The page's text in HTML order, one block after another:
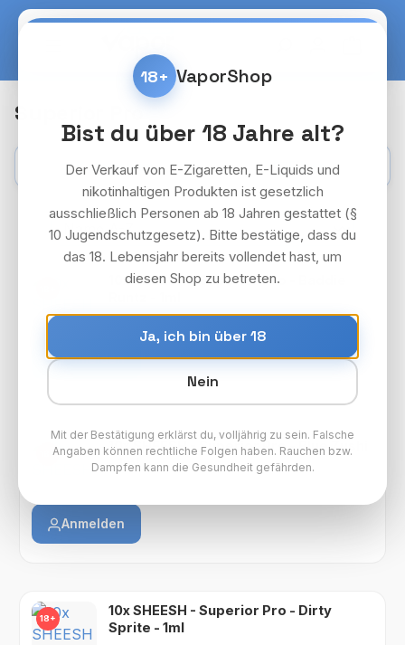
Zum Hauptinhalt springen
Superior Pro
Kategorien Filter
10x SHEESH - Superior Pro - Baddie
Anmelden
18+
10x SHEESH - Superior Pro - Blue Zushi
- 1ml
Anmelden
18+
10x SHEESH - Superior Pro - Dirty
Sprite - 1ml
18+ VaporShop
Bist du über 18 Jahre alt?
Der Verkauf von E-Zigaretten, E-Liquids und
nikotinhaltigen Produkten ist gesetzlich
ausschließlich Personen ab 18 Jahren gestattet (§
10 Jugendschutzgesetz). Bitte bestätige, dass du
das 18. Lebensjahr bereits vollendet hast, um
diesen Shop zu betreten.
Ja, ich bin über 18
Nein
Mit der Bestätigung erklärst du, volljährig zu sein. Falsche
Angaben können rechtliche Folgen haben. Rauchen bzw.
Dampfen kann die Gesundheit gefährden.